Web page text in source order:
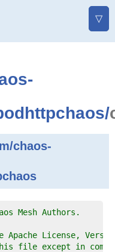
▽
/
chaos-
Mesh Authors.
Apache License,
file except in